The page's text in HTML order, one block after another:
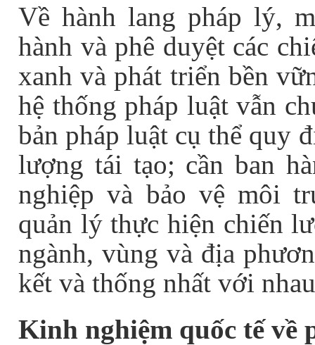
Về hành lang pháp lý,
hành và phê duyệt các
xanh và phát triển bền
hệ thống pháp luật vẫn
bản pháp luật cụ thể quy
lượng tái tạo; cần ban
nghiệp và bảo vệ môi
quản lý thực hiện chiến
ngành, vùng và địa
kết và thống nhất với
Kinh nghiệm quốc tế về